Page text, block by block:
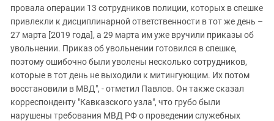
провала операции 13 сотрудников полиции, которых в спешке
привлекли к дисциплинарной ответственности в тот же день –
27 марта [2019 года], а 29 марта им уже вручили приказы об
увольнении. Приказ об увольнении готовился в спешке,
поэтому ошибочно были уволены несколько сотрудников,
которые в тот день не выходили к митингующим. Их потом
восстановили в МВД", - отметил Павлов. Он также сказал
корреспонденту "Кавказского узла", что грубо были
нарушены требования МВД РФ о проведении служебных